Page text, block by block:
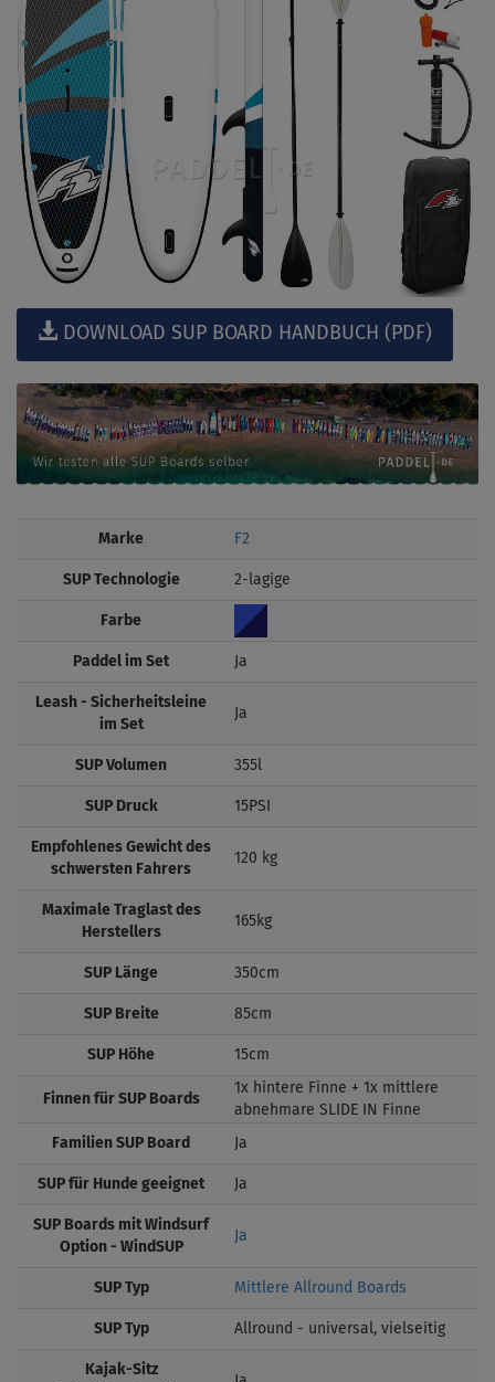
DOWNLOAD SUP BOARD HANDBUCH (PDF)
Marke F2
SUP Technologie 2-lagige
Farbe
Paddel im Set Ja
Leash - Sicherheitsleine
im Set
Ja
SUP Volumen 355l
SUP Druck 15PSI
Empfohlenes Gewicht des
schwersten Fahrers
120 kg
Maximale Traglast des
Herstellers
165kg
SUP Länge 350cm
SUP Breite 85cm
SUP Höhe 15cm
Finnen für SUP Boards
1x hintere Finne + 1x mittlere
abnehmare SLIDE IN Finne
Familien SUP Board Ja
SUP für Hunde geeignet Ja
SUP Boards mit Windsurf
Option - WindSUP
Ja
SUP Typ Mittlere Allround Boards
SUP Typ Allround - universal, vielseitig
Kajak-Sitz